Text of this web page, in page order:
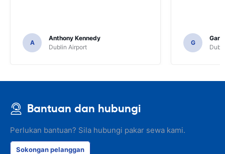
A
Anthony Kennedy
Dublin Airport
G
Gary
Bantuan dan hubungi
Perlukan bantuan? Sila hubungi pakar sewa kami.
Sokongan pelanggan